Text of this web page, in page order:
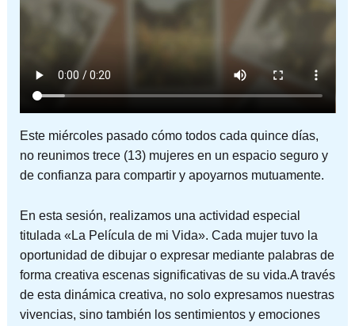
Este miércoles pasado cómo todos cada quince días,
no reunimos trece (13) mujeres en un espacio seguro y
de confianza para compartir y apoyarnos mutuamente.
En esta sesión, realizamos una actividad especial
titulada «La Película de mi Vida». Cada mujer tuvo la
oportunidad de dibujar o expresar mediante palabras de
forma creativa escenas significativas de su vida.A través
de esta dinámica creativa, no solo expresamos nuestras
vivencias, sino también los sentimientos y emociones